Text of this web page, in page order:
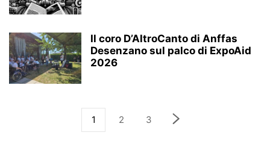
Il coro D’AltroCanto di Anffas
Desenzano sul palco di ExpoAid
2026
1 2 3